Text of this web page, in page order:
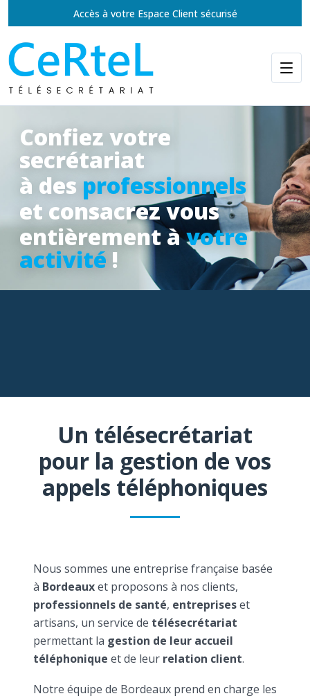
Accès à votre Espace Client sécurisé
Confiez votre
secrétariat
à des professionnels
et consacrez vous
entièrement àvotre
activité !
Un télésecrétariat
pour la gestion de vos
appels téléphoniques
Nous sommes une entreprise française basée
à Bordeauxet proposons à nos clients,
professionnels de santé, entrepriseset
artisans, un service de télésecrétariat
permettant la gestion de leur accueil
téléphonique et de leur relation client.
Notre équipe de Bordeaux prend en charge les